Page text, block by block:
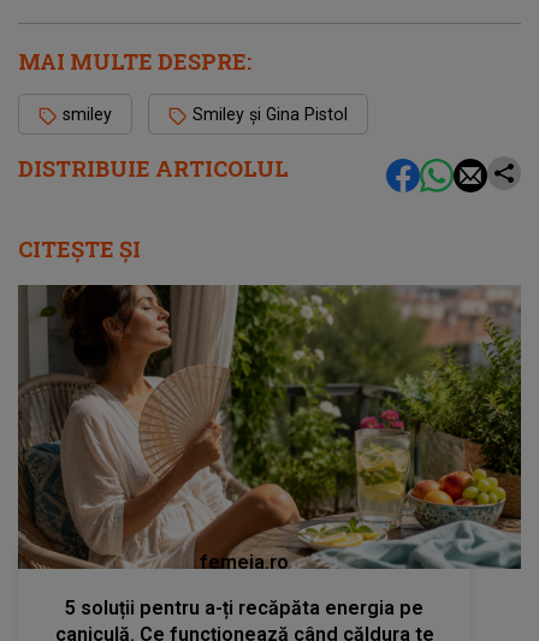
DISTRIBUIE ARTICOLUL
MAI MULTE DESPRE:
smiley Smiley și Gina Pistol
CITEȘTE ȘI
femeia.ro
5 soluții pentru a-ți recăpăta energia pe
caniculă. Ce funcționează când căldura te